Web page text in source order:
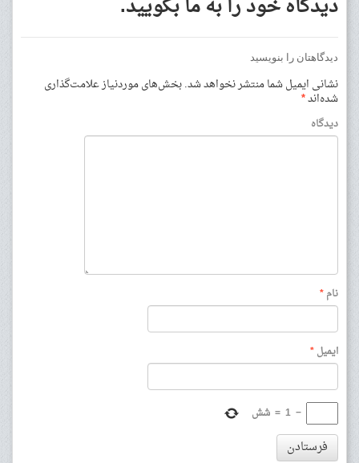
دیدگاهتان را بنویسید
نشانی ایمیل شما منتشر نخواهد شد.بخش‌های موردنیاز علامت‌گذاری
شده‌اند*
دیدگاه
نام*
ایمیل*
−
1
= شش
فرستادن